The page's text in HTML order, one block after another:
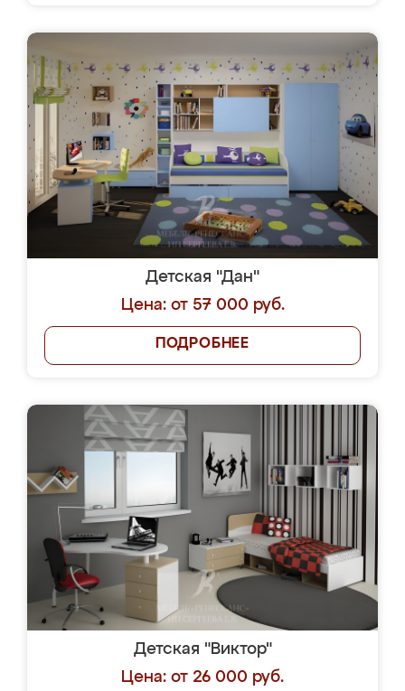
Детская "Дан"
Цена: от 57 000 руб.
ПОДРОБНЕЕ
Детская "Виктор"
Цена: от 26 000 руб.